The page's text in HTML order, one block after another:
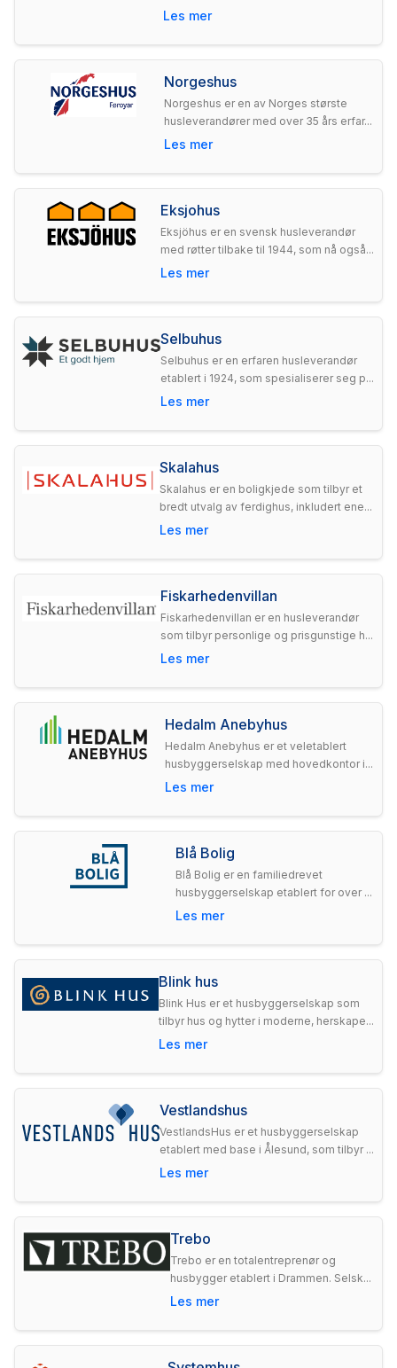
Les mer
Norgeshus
Norgeshus er en av Norges største
husleverandører med over 35 års erfar...
Les mer
Eksjohus
Eksjöhus er en svensk husleverandør
med røtter tilbake til 1944, som nå også...
Les mer
Selbuhus
Selbuhus er en erfaren husleverandør
etablert i 1924, som spesialiserer seg p...
Les mer
Skalahus
Skalahus er en boligkjede som tilbyr et
bredt utvalg av ferdighus, inkludert ene...
Les mer
Fiskarhedenvillan
Fiskarhedenvillan er en husleverandør
som tilbyr personlige og prisgunstige h...
Les mer
Hedalm Anebyhus
Hedalm Anebyhus er et veletablert
husbyggerselskap med hovedkontor i...
Les mer
Blå Bolig
Blå Bolig er en familiedrevet
husbyggerselskap etablert for over ...
Les mer
Blink hus
Blink Hus er et husbyggerselskap som
tilbyr hus og hytter i moderne, herskape...
Les mer
Vestlandshus
VestlandsHus er et husbyggerselskap
etablert med base i Ålesund, som tilbyr ...
Les mer
Trebo
Trebo er en totalentreprenør og
husbygger etablert i Drammen. Selsk...
Les mer